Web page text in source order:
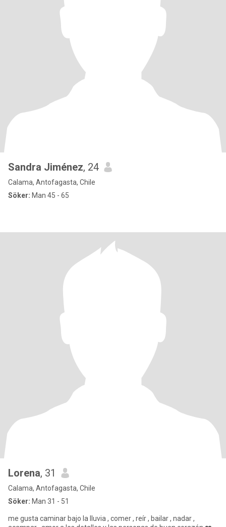
Sandra Jiménez, 24
Calama, Antofagasta, Chile
Söker: Man 45 - 65
Lorena, 31
Calama, Antofagasta, Chile
Söker: Man 31 - 51
me gusta caminar bajo la lluvia , comer , reír , bailar , nadar ,